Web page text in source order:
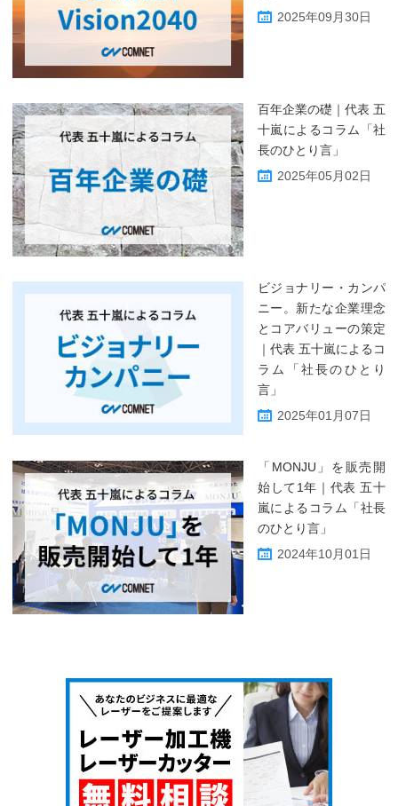
2025年09月30日
百年企業の礎｜代表 五
十嵐によるコラム「社
長のひとり言」
2025年05月02日
ビジョナリー・カンパ
ニー。新たな企業理念
とコアバリューの策定
｜代表 五十嵐によるコ
ラム「社長のひとり
言」
2025年01月07日
「MONJU」を販売開
始して1年｜代表 五十
嵐によるコラム「社長
のひとり言」
2024年10月01日